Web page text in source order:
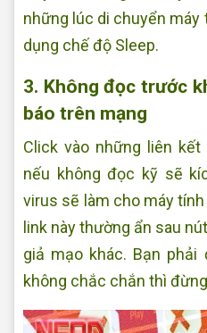
những lúc di chuyển
dụng chế độ Sleep.
3. Không đọc trước
báo trên mạng
Click vào những liên
nếu không đọc kỹ sẽ
virus sẽ làm cho máy
link này thường ẩn sau
giả mạo khác. Bạn
không chắc chắn thì